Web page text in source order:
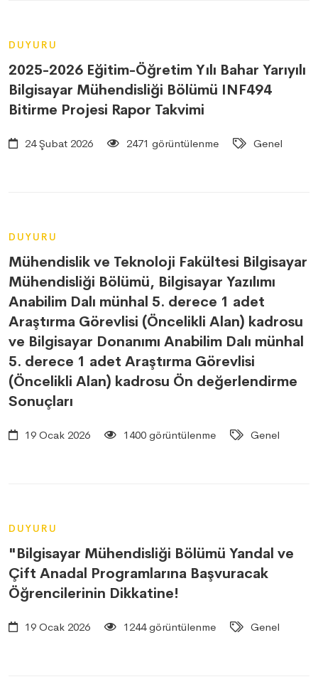
DUYURU
2025-2026 Eğitim-Öğretim Yılı Bahar Yarıyılı
Bilgisayar Mühendisliği Bölümü INF494
Bitirme Projesi Rapor Takvimi
24 Şubat 2026 2471 görüntülenme Genel
DUYURU
Mühendislik ve Teknoloji Fakültesi Bilgisayar
Mühendisliği Bölümü, Bilgisayar Yazılımı
Anabilim Dalı münhal 5. derece 1 adet
Araştırma Görevlisi (Öncelikli Alan) kadrosu
ve Bilgisayar Donanımı Anabilim Dalı münhal
5. derece 1 adet Araştırma Görevlisi
(Öncelikli Alan) kadrosu Ön değerlendirme
Sonuçları
19 Ocak 2026 1400 görüntülenme Genel
DUYURU
"Bilgisayar Mühendisliği Bölümü Yandal ve
Çift Anadal Programlarına Başvuracak
Öğrencilerinin Dikkatine!
19 Ocak 2026 1244 görüntülenme Genel